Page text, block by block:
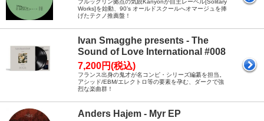
ブルックリン拠点の気鋭Kanyonが自主レーベル[Solitary
Works]を始動、90’s オールドスクールへオマージュを捧
げたテクノ推薦盤！
Ivan Smagghe presents - The
Sound of Love International #008
7,200円(税込)
フランス出身の鬼才が名コンピ・シリーズ編纂を担当。
アシッド/EBM/エレクトロ等の要素を孕む、ダークで強
烈な楽曲群！
Anders Hajem - Myr EP